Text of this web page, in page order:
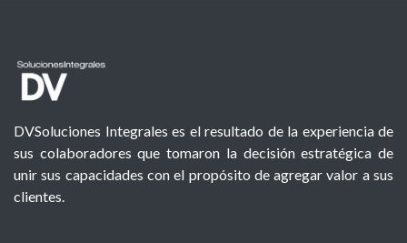
DVSoluciones Integrales es el resultado de la experiencia de
sus colaboradores que tomaron la decisión estratégica de
unir sus capacidades con el propósito de agregar valor a sus
clientes.